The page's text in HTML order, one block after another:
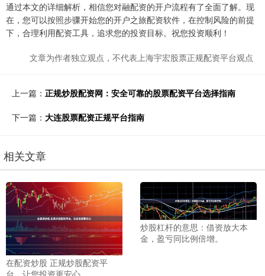
通过本文的详细解析，相信您对融配资的开户流程有了全面了解。现
在，您可以按照步骤开始您的开户之旅配资软件，在控制风险的前提
下，合理利用配资工具，追求您的投资目标。祝您投资顺利！
文章为作者独立观点，不代表上海宇宏股票正规配资平台观点
上一篇： 正规炒股配资网：安全可靠的股票配资平台选择指南
下一篇： 大连股票配资正规平台指南
相关文章
在配资炒股 正规炒股配资平
台，让您投资更安心
炒股杠杆的意思：借资放大本
金，盈亏同比例倍增。